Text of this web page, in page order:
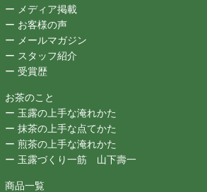
ー メディア掲載
ー お客様の声
ー メールマガジン
ー スタッフ紹介
ー 受賞歴
お茶のこと
ー 玉露の上手な淹れかた
ー 抹茶の上手な点てかた
ー 煎茶の上手な淹れかた
ー 玉露づくり一筋 山下壽一
商品一覧